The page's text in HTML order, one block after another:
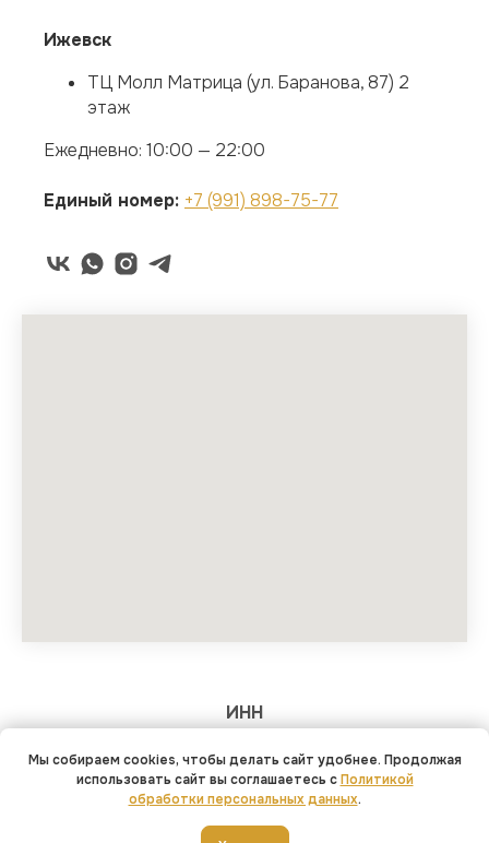
Мы собираем cookies, чтобы делать сайт удобнее. Продолжая
использовать сайт вы соглашаетесь сПолитикой
обработки персональных данных.
Ижевск
ТЦ Молл Матрица (ул. Баранова, 87) 2
этаж
Ежедневно: 10:00 — 22:00
Единый номер: +7 (991) 898-75-77
ИНН
ОГРНИП
319344300025358
Политика конфиденциальности
Сайт сделали Krasnousov Marketing